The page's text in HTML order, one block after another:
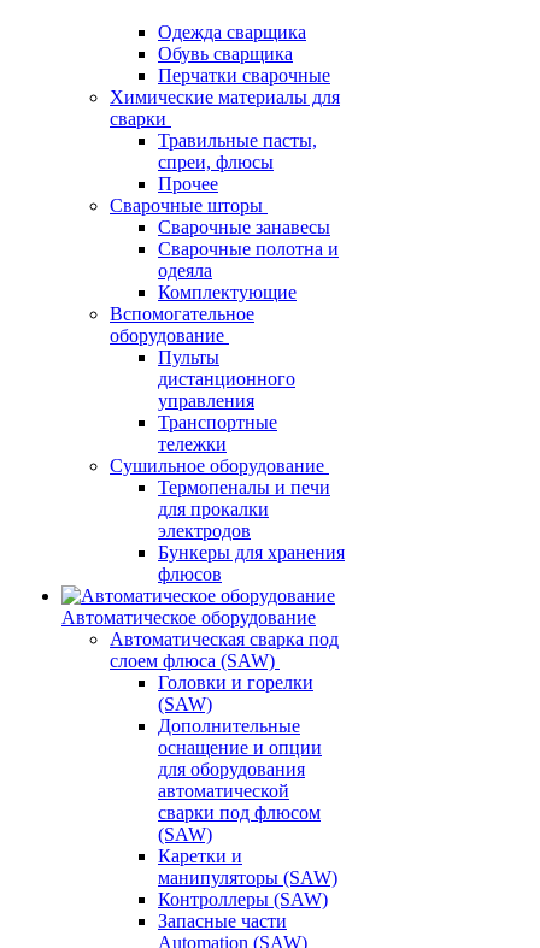
Одежда сварщика
Обувь сварщика
Перчатки сварочные
Химические материалы для
сварки
Травильные пасты,
спреи, флюсы
Прочее
Сварочные шторы
Сварочные занавесы
Сварочные полотна и
одеяла
Комплектующие
Вспомогательное
оборудование
Пульты
дистанционного
управления
Транспортные
тележки
Сушильное оборудование
Термопеналы и печи
для прокалки
электродов
Бункеры для хранения
флюсов
Автоматическое оборудование
Автоматическая сварка под
слоем флюса (SAW)
Головки и горелки
(SAW)
Дополнительные
оснащение и опции
для оборудования
автоматической
сварки под флюсом
(SAW)
Каретки и
манипуляторы (SAW)
Контроллеры (SAW)
Запасные части
Automation (SAW)